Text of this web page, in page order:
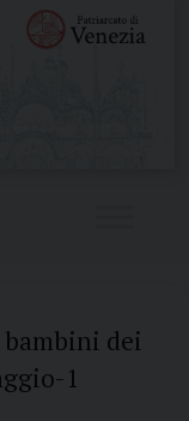
dei
1